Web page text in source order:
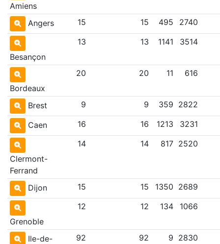
Amiens
Angers 15 15 495 2740
Besançon
13 13 1141 3514
Bordeaux
20 20 11 616
Brest 9 9 359 2822
Caen 16 16 1213 3231
Clermont-
Ferrand
14 14 817 2520
Dijon 15 15 1350 2689
Grenoble
12 12 134 1066
Ile-de-
92 92 9 2830